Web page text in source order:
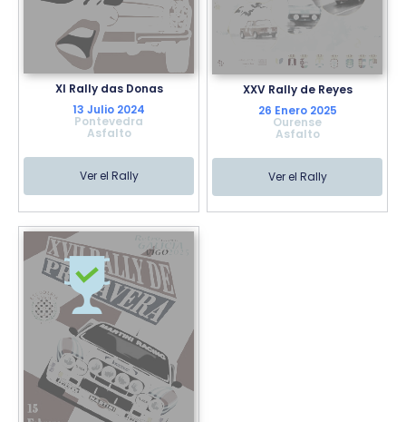
XI Rally das Donas
13 Julio 2024
Pontevedra
Asfalto
Ver el Rally
XXV Rally de Reyes
26 Enero 2025
Ourense
Asfalto
Ver el Rally